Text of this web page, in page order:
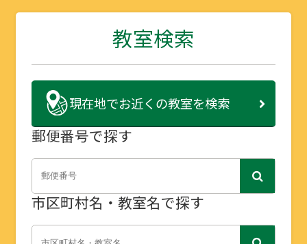
教室検索
現在地でお近くの教室を検索
郵便番号で探す
市区町村名・教室名で探す